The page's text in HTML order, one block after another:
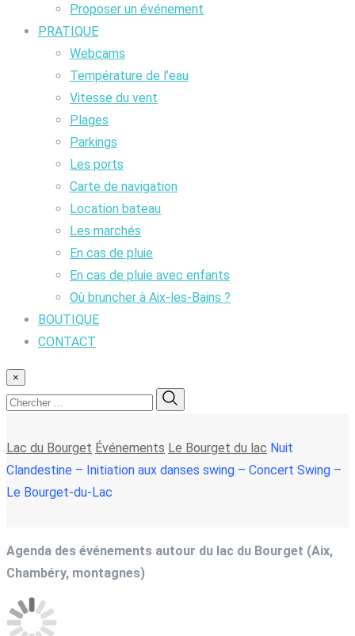
Proposer un événement
PRATIQUE
Webcams
Température de l’eau
Vitesse du vent
Plages
Parkings
Les ports
Carte de navigation
Location bateau
Les marchés
En cas de pluie
En cas de pluie avec enfants
Où bruncher à Aix-les-Bains ?
BOUTIQUE
CONTACT
×
Lac du Bourget Événements Le Bourget du lac Nuit
Clandestine – Initiation aux danses swing – Concert Swing –
Le Bourget-du-Lac
Agenda des événements autour du lac du Bourget (Aix,
Chambéry, montagnes)